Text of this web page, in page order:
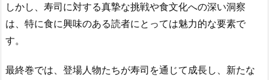
しかし、寿司に対する真摯な挑戦や食文化への深い洞察
は、特に食に興味のある読者にとっては魅力的な要素で
す。
最終巻では、登場人物たちが寿司を通じて成長し、新たな